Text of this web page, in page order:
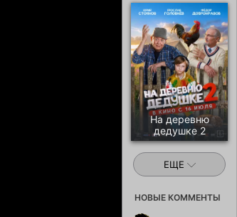
На деревню
дедушке 2
ЕЩЕ
НОВЫЕ КОММЕНТЫ